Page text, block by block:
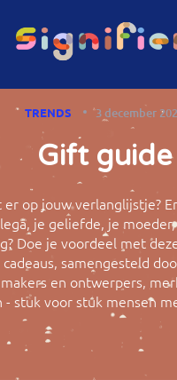
TRENDS 3 december
Gift guide
er op jouw verlanglijstje?
je geliefde, je
Doe je voordeel met
samengesteld
en ontwerpers,
- stuk voor stuk mensen